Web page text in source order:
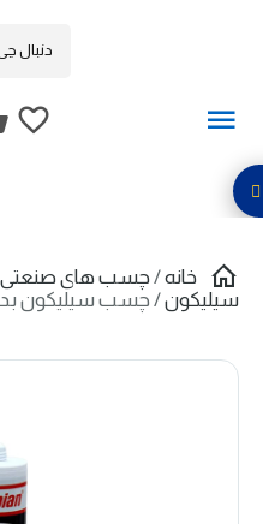
خانه/چسب های صنعتی
سیلیکون/ چسب سیلیکون